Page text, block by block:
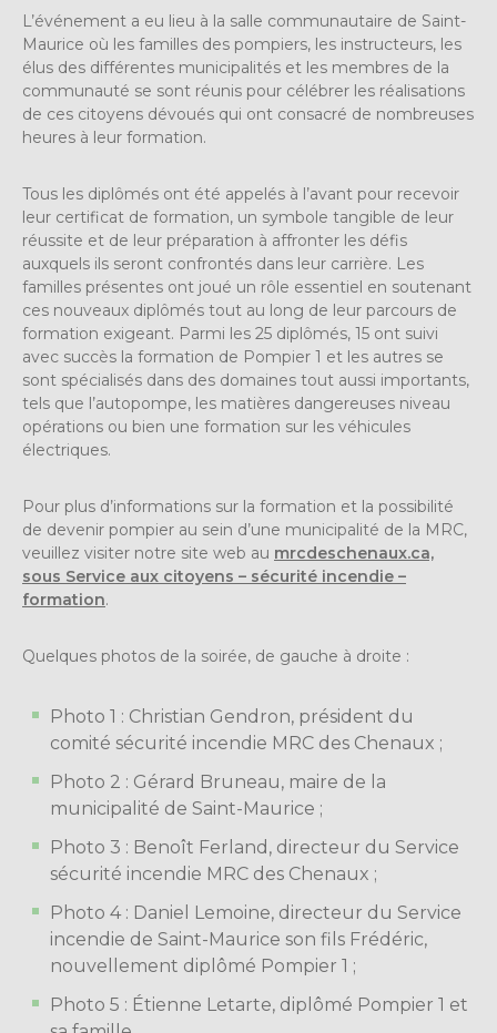
L’événement a eu lieu à la salle communautaire de Saint-
Maurice où les familles des pompiers, les instructeurs, les
élus des différentes municipalités et les membres de la
communauté se sont réunis pour célébrer les réalisations
de ces citoyens dévoués qui ont consacré de nombreuses
heures à leur formation.
Tous les diplômés ont été appelés à l’avant pour recevoir
leur certificat de formation, un symbole tangible de leur
réussite et de leur préparation à affronter les défis
auxquels ils seront confrontés dans leur carrière. Les
familles présentes ont joué un rôle essentiel en soutenant
ces nouveaux diplômés tout au long de leur parcours de
formation exigeant. Parmi les 25 diplômés, 15 ont suivi
avec succès la formation de Pompier 1 et les autres se
sont spécialisés dans des domaines tout aussi importants,
tels que l’autopompe, les matières dangereuses niveau
opérations ou bien une formation sur les véhicules
électriques.
Pour plus d’informations sur la formation et la possibilité
de devenir pompier au sein d’une municipalité de la MRC,
veuillez visiter notre site web au mrcdeschenaux.ca,
sous Service aux citoyens – sécurité incendie –
formation.
Quelques photos de la soirée, de gauche à droite :
Photo 1 : Christian Gendron, président du
comité sécurité incendie MRC des Chenaux ;
Photo 2 : Gérard Bruneau, maire de la
municipalité de Saint-Maurice ;
Photo 3 : Benoît Ferland, directeur du Service
sécurité incendie MRC des Chenaux ;
Photo 4 : Daniel Lemoine, directeur du Service
incendie de Saint-Maurice son fils Frédéric,
nouvellement diplômé Pompier 1 ;
Photo 5 : Étienne Letarte, diplômé Pompier 1 et